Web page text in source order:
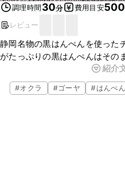
調理時間 30分 費用目安500
レビュー
静岡名物の黒はんぺんを使った
がたっぷりの黒はんぺんはその
を加えて炒めるとまた違った味
く合います。ぜひお試しくださ
紹介
#オクラ #ゴーヤ #はんぺん